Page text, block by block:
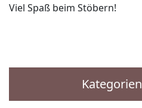
Viel Spaß beim Stöbern!
Kategorien